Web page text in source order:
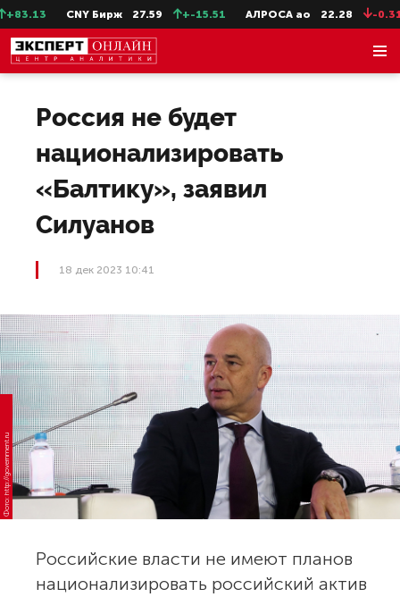
CNY Бирж 27.59 +-15.51 АЛРОСА ао 22.28 -0.31
Россия не будет
национализировать
«Балтику», заявил
Силуанов
18 дек 2023 10:41
Фото: http://government.ru
Российские власти не имеют планов
национализировать российский актив